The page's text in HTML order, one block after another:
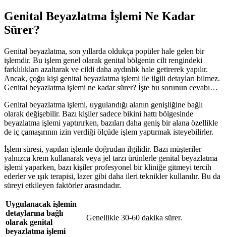
Genital Beyazlatma İşlemi Ne Kadar
Sürer?
Genital beyazlatma, son yıllarda oldukça popüler hale gelen bir
işlemdir. Bu işlem genel olarak genital bölgenin cilt rengindeki
farklılıkları azaltarak ve cildi daha aydınlık hale getirerek yapılır.
Ancak, çoğu kişi genital beyazlatma işlemi ile ilgili detayları bilmez.
Genital beyazlatma işlemi ne kadar sürer? İşte bu sorunun cevabı…
Genital beyazlatma işlemi, uygulandığı alanın genişliğine bağlı
olarak değişebilir. Bazı kişiler sadece bikini hattı bölgesinde
beyazlatma işlemi yaptırırken, bazıları daha geniş bir alana özellikle
de iç çamaşırının izin verdiği ölçüde işlem yaptırmak isteyebilirler.
İşlem süresi, yapılan işlemle doğrudan ilgilidir. Bazı müşteriler
yalnızca krem kullanarak veya jel tarzı ürünlerle genital beyazlatma
işlemi yaparken, bazı kişiler profesyonel bir kliniğe gitmeyi tercih
ederler ve ışık terapisi, lazer gibi daha ileri teknikler kullanılır. Bu da
süreyi etkileyen faktörler arasındadır.
Uygulanacak işlemin
detaylarına bağlı
olarak genital
beyazlatma işlemi
Genellikle 30-60 dakika sürer.